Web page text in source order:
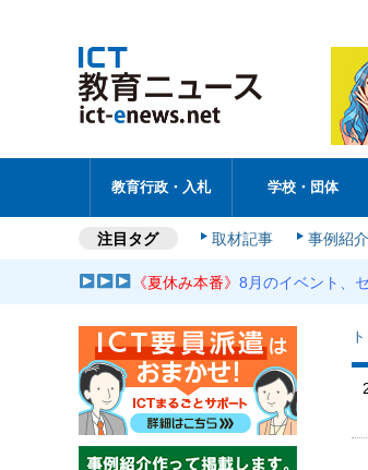
教育行政・入札 学校・団体
注目タグ 取材記事 事例紹介
《夏休み本番》8月のイベント、